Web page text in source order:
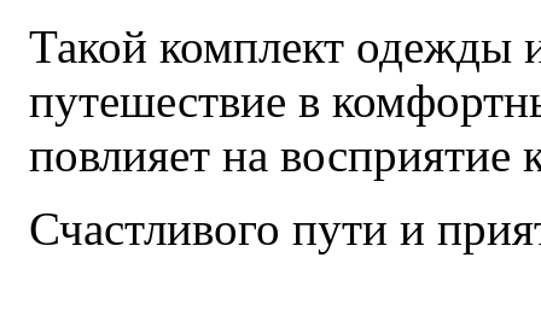
Такой комплект одежды
путешествие в
повлияет на восприятие
Счастливого пути и